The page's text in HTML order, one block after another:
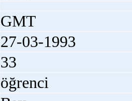
GMT
27-03-1993
33
öğrenci